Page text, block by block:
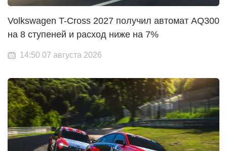
Volkswagen T-Cross 2027 получил автомат AQ300
на 8 ступеней и расход ниже на 7%
14:50 07 августа 2026